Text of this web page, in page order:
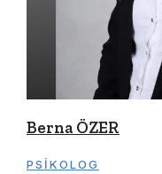
Berna ÖZER
PSIKOLOG